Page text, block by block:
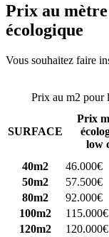
Prix au
écologique
Vous souhaitez faire
Prix au m2 pour
SURFACE
Prix
low
40m2
46.000€
50m2
57.500€
80m2
92.000€
100m2
115.000€
120m2
120.000€